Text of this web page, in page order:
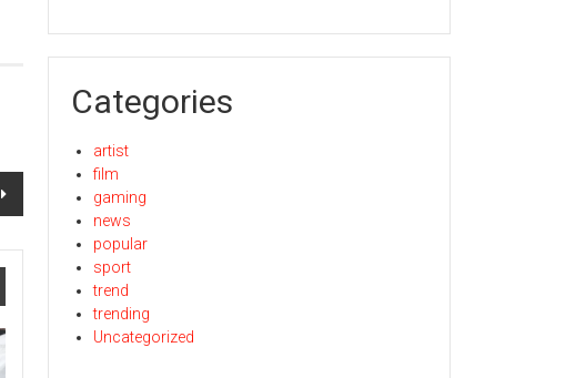
Categories
artist
film
gaming
news
popular
sport
trend
trending
Uncategorized